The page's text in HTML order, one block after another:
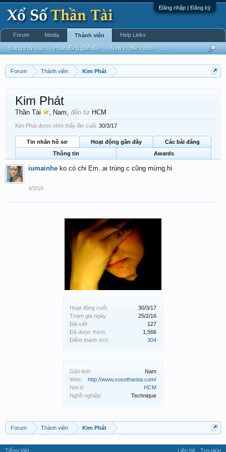
Đăng nhập | Đăng ký
Forum Thành viên Kim Phát
Hoạt động cuối:
30/3/17
Tham gia ngày:
25/2/16
Bài viết:
127
Đã được thích:
1,566
Điểm thành tích:
304
Giới tính:
Nam
Web:
http://www.xosothantai.com/
Nơi ở:
HCM
Nghề nghiệp:
Technique
Kim Phát
Thần Tài , Nam, đến từ HCM
Kim Phát được nhìn thấy lần cuối: 30/3/17
Tin nhắn hồ sơ Hoạt động gần đây
Các bài đăng
Thông tin
Awards
iumainhe ko có chi Em..ai trúng c cũng mừng.hì
9/3/16
Forum Thành viên Kim Phát
Forum Media Thành viên
Đang truy cập Hoạt động gần đây New Profile Posts
Help Links
Tiếng Việt Liên hệ Trợ giúp